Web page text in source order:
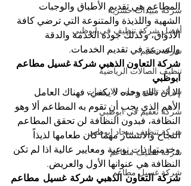
شركة مبيدات حشرية
أفضل شركة تنظيف في ابوظبي
شركة تعقيم
تنظيف الصالات الرياضية
شركة تلميع وجلي الارضيات
شركة تعقيم في ابوظبي
شركة تنظيف سجاد ابوظبي
شركة تنظيف مطاعم
شركة غسيل مطاعم
المطاعم هي تقديم الأطباق والوجبات
الشهية واللذيذة والمتنوعة التي ترضي كافة
الأذواق، وكذلك جودة الخدمة والدقة
والسرعة في تقديم الخدمات.
شركة التعاون الذهبي شركة غسيل مطاعم
ابوظبي
إلا أن ذلك وحده لا يكفي، فهناك العامل
الأهم الذي يجب أن تقوم به المطاعم ألا وهو
النظافة، فبدون النظافة لن تحقق المطاعم
النجاح والانتشار مهما كان طعامها لذيذاً
وخدمتها ذات نوعية ومعايير عالية اذا لم تكن
النظافة هي عنوانها الأول والعريض.